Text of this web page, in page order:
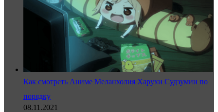
Как смотреть Аниме Меланхолия Харухи Судзумии по
порядку
08.11.2021